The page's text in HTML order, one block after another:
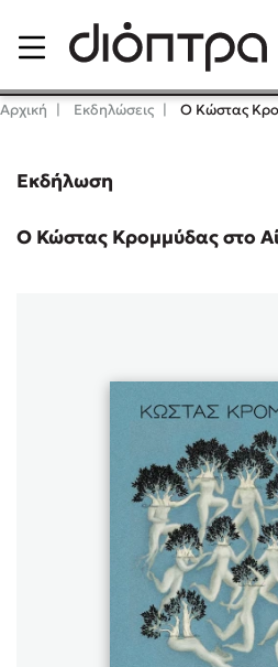
Δημοφιλή Βιβλία
Lidia Branković
Χάρης Πολίτης
Καθρέφτης
Sebastian
Αρχική Εκδηλώσεις Ο Κώστας
Εκδήλωση
Ο Κώστας Κρομμύδας στο